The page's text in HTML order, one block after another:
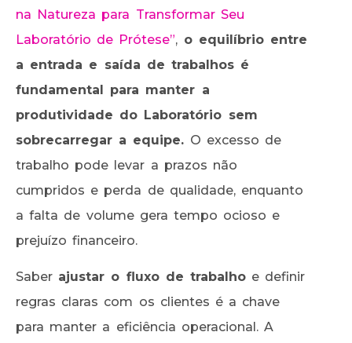
na Natureza para Transformar Seu
Laboratório de Prótese”, o equilíbrio entre
a entrada e saída de trabalhos é
fundamental para manter a
produtividade do Laboratório sem
sobrecarregar a equipe. O excesso de
trabalho pode levar a prazos não
cumpridos e perda de qualidade, enquanto
a falta de volume gera tempo ocioso e
prejuízo financeiro.
Saber ajustar o fluxo de trabalho e definir
regras claras com os clientes é a chave
para manter a eficiência operacional. A